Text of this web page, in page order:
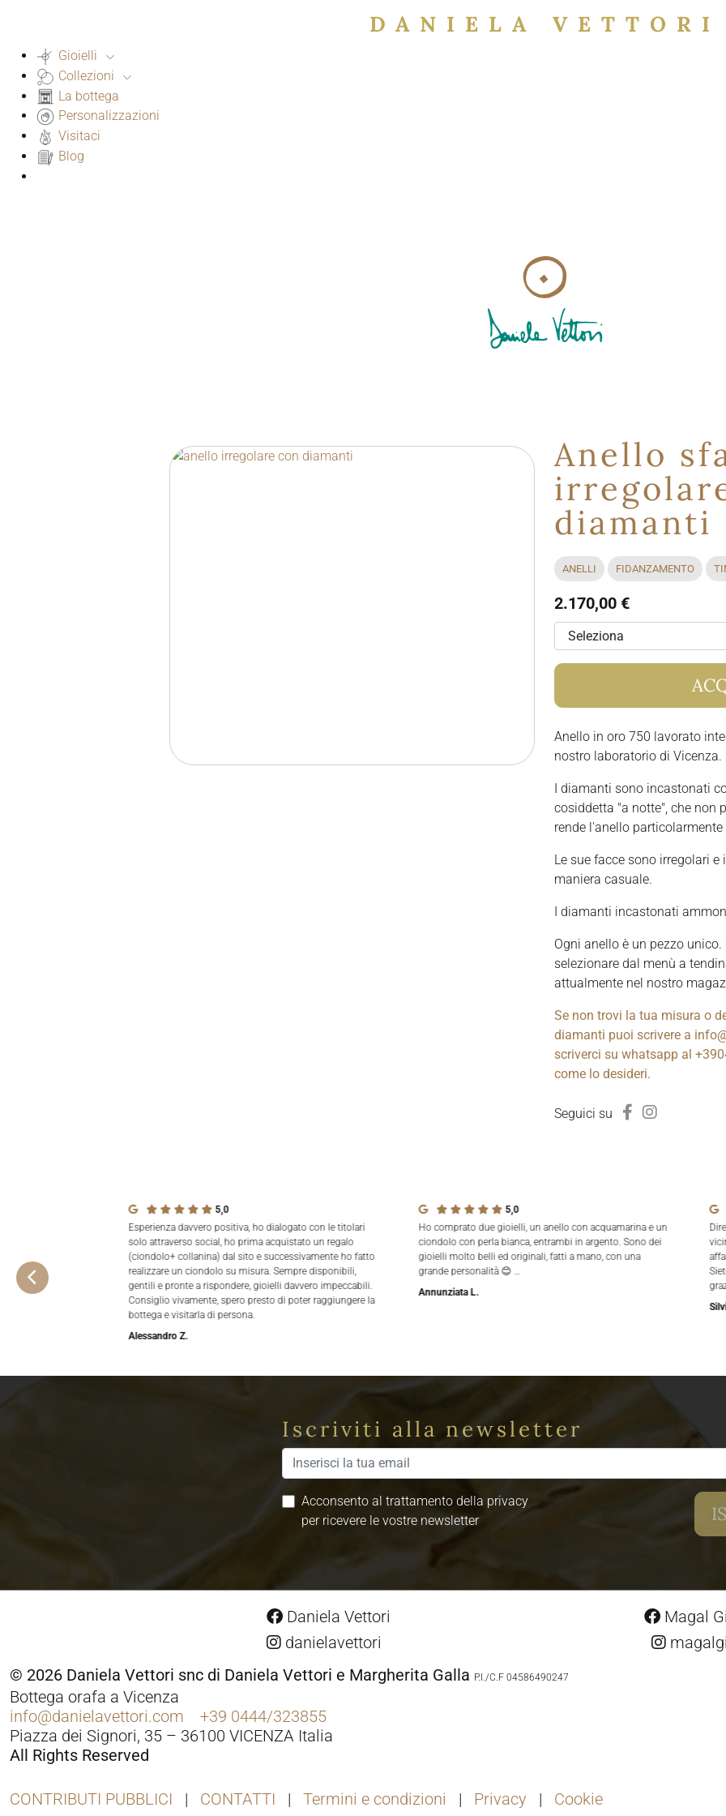
DANIELA VETTORI
Gioielli
Collezioni
La bottega
Personalizzazioni
Visitaci
Blog
Anello
diamanti
ANELLI FIDANZAMENTO
2.170,00 €
Anello in oro 750 lavorato
nostro laboratorio di Vicenza.
I diamanti sono incastonati
cosiddetta "a notte", che non
rende l'anello
Le sue facce sono irregolari
maniera casuale.
I diamanti incastonati
Ogni anello è un pezzo
selezionare dal menù a
attualmente nel nostro
Se non trovi la tua misura o
diamanti puoi scrivere a
scriverci su whatsapp al
come lo desideri.
Seguici su
5,0
Esperienza davvero positiva, ho dialogato con le titolari
solo attraverso social, ho prima acquistato un regalo
(ciondolo+ collanina) dal sito e successivamente ho fatto
realizzare un ciondolo su misura. Sempre disponibili,
gentili e pronte a rispondere, gioielli davvero impeccabili.
Consiglio vivamente, spero presto di poter raggiungere la
bottega e visitarla di persona.
Alessandro Z.
5,0
Ho comprato due gioielli, un anello con acquamarina e un
ciondolo con perla bianca, entrambi in argento. Sono dei
gioielli molto belli ed originali, fatti a mano, con una
grande personalità 😊 …
Annunziata L.
Iscriviti alla newsletter
Acconsento al trattamento della privacy
per ricevere le vostre newsletter
Daniela Vettori
danielavettori
Magal
© 2026 Daniela Vettori snc di Daniela Vettori e Margherita Galla P.I./C.F 04586490247
Bottega orafa a Vicenza
info@danielavettori.com
+39 0444/323855
Piazza dei Signori, 35 – 36100 VICENZA Italia
All Rights Reserved
CONTRIBUTI PUBBLICI CONTATTI Termini e condizioni Privacy Cookie